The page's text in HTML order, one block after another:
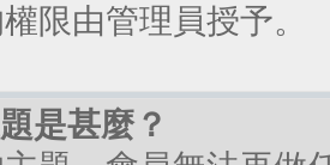
限由管理員授予。
是甚麼？